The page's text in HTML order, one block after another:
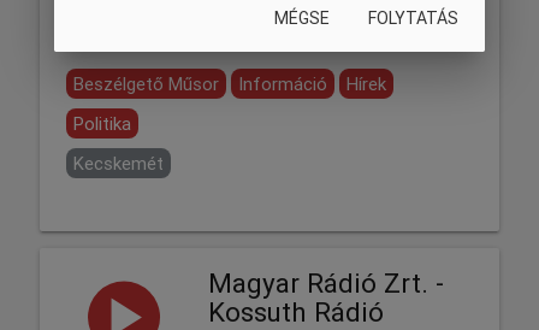
MÉGSE FOLYTATÁS
Beszélgető Műsor Információ
Hírek
Politika
Kecskemét
Magyar Rádió Zrt. -
Kossuth Rádió